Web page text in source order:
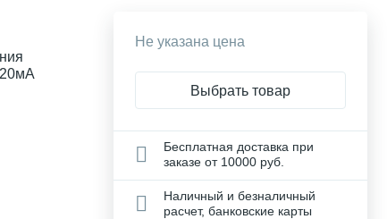
Не указана цена
Выбрать товар
Бесплатная доставка при
заказе от 10000 руб.
Наличный и безналичный
расчет, банковские карты